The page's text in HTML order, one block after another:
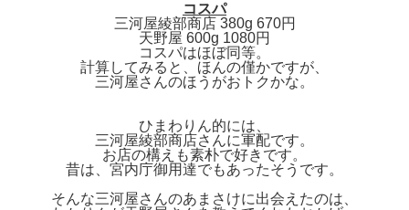
コスパ
三河屋綾部商店 380g 670円
天野屋 600g 1080円
コスパはほぼ同等。
計算してみると、ほんの僅かですが、
三河屋さんのほうがおトクかな。
ひまわりん的には、
三河屋綾部商店さんに軍配です。
お店の構えも素朴で好きです。
昔は、宮内庁御用達でもあったそうです。
そんな三河屋さんのあまさけに出会えたのは、